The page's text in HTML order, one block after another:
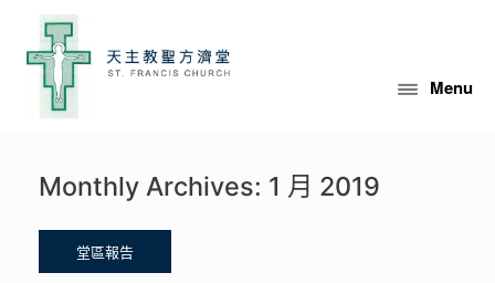
content
Menu
Monthly Archives: 1 月 2019